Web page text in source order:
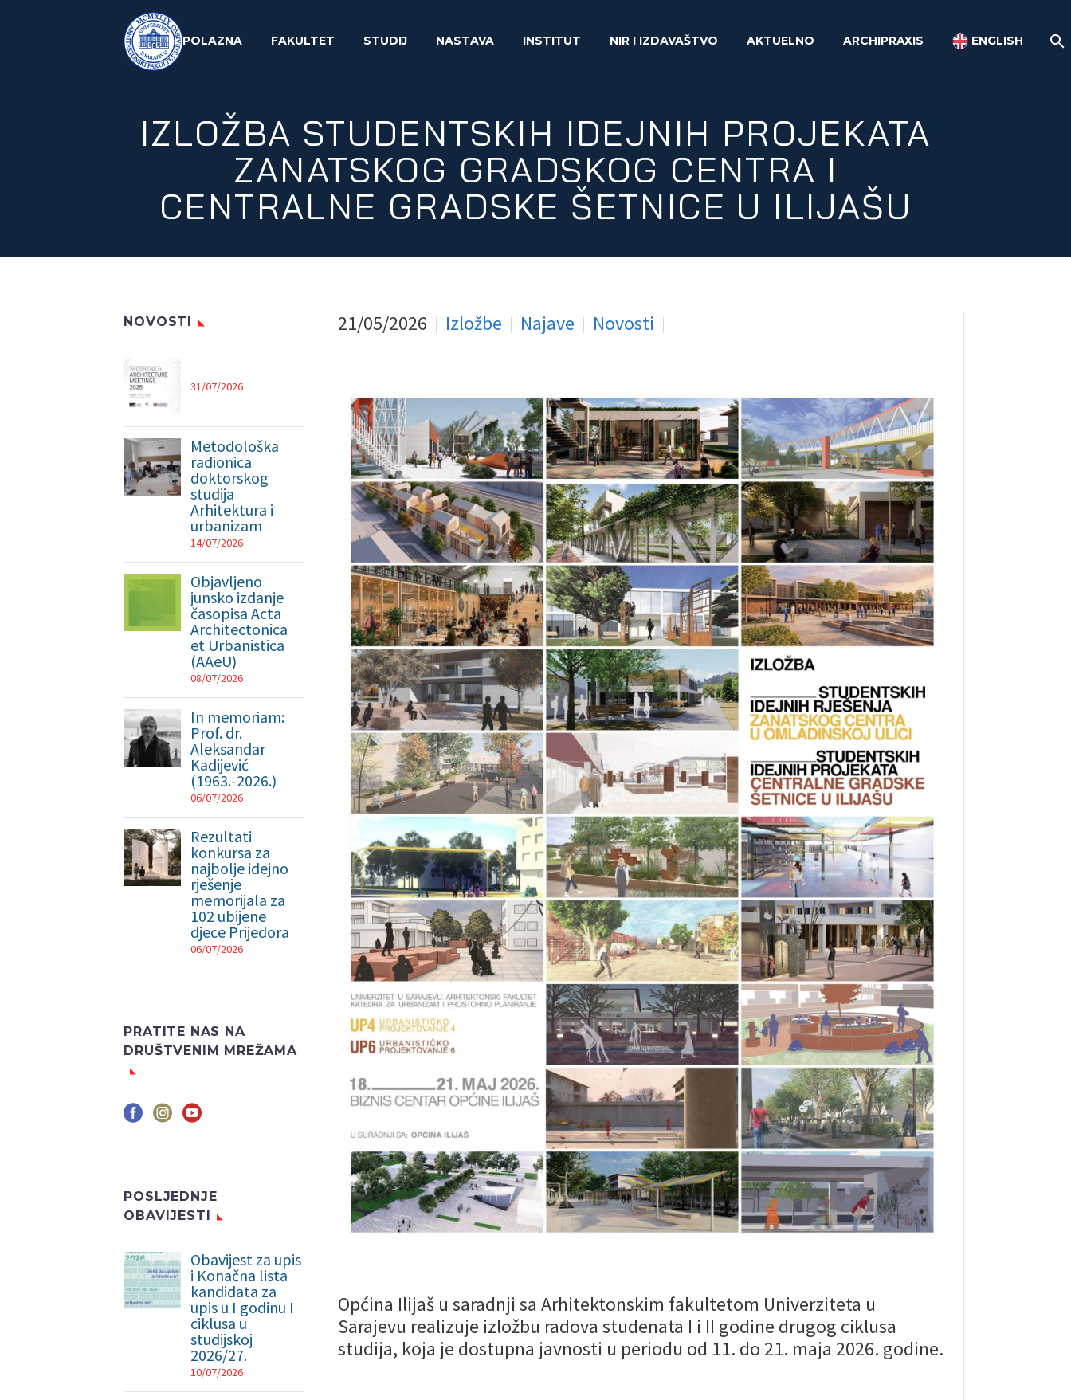
POLAZNA FAKULTET STUDIJ NASTAVA INSTITUT NIR I IZDAVAŠTVO AKTUELNO ARCHIPRAXIS ENGLISH
IZLOŽBA STUDENTSKIH IDEJNIH PROJEKATA
ZANATSKOG GRADSKOG CENTRA I
CENTRALNE GRADSKE ŠETNICE U ILIJAŠU
21/05/2026 Izložbe Najave Novosti
Općina Ilijaš u saradnji sa Arhitektonskim fakultetom Univerziteta u
Sarajevu realizuje izložbu radova studenata I i II godine drugog ciklusa
studija, koja je dostupna javnosti u periodu od 11. do 21. maja 2026. godine.
NOVOSTI
31/07/2026
Metodološka
radionica
doktorskog
studija
Arhitektura i
urbanizam
14/07/2026
Objavljeno
junsko izdanje
časopisa Acta
Architectonica
et Urbanistica
(AAeU)
08/07/2026
In memoriam:
Prof. dr.
Aleksandar
Kadijević
(1963.-2026.)
06/07/2026
Rezultati
konkursa za
najbolje idejno
rješenje
memorijala za
102 ubijene
djece Prijedora
06/07/2026
PRATITE NAS NA
DRUŠTVENIM MREŽAMA
POSLJEDNJE
OBAVIJESTI
Obavijest za upis
i Konačna lista
kandidata za
upis u I godinu I
ciklusa u
studijskoj
2026/27.
10/07/2026